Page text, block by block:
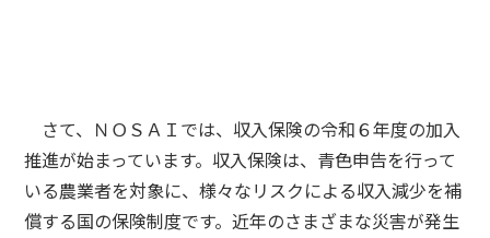
さて、ＮＯＳＡＩでは、収入保険の令和６年度の加入
推進が始まっています。収入保険は、青色申告を行って
いる農業者を対象に、様々なリスクによる収入減少を補
償する国の保険制度です。近年のさまざまな災害が発生